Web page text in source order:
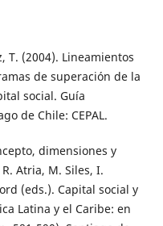
T. (2004). Lineamientos
de superación de la
social. Guía
de Chile: CEPAL.
dimensiones y
Atria, M. Siles, I.
(eds.). Capital social y
Latina y el Caribe: en